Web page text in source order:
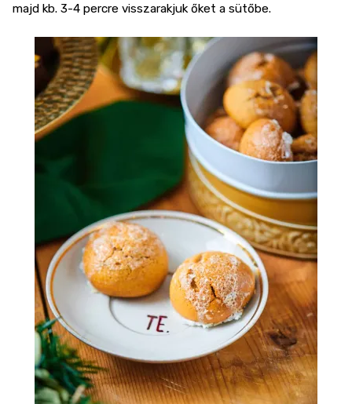
majd kb. 3-4 percre visszarakjuk őket a sütőbe.